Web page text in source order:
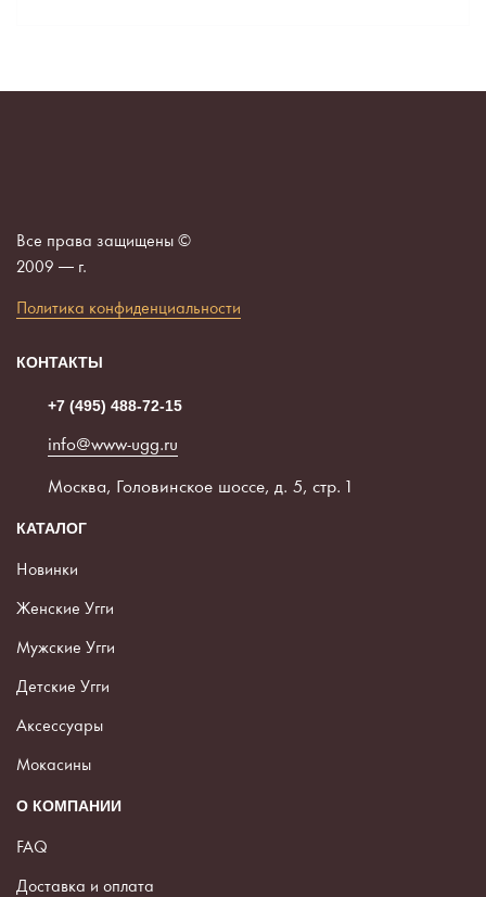
Все права защищены ©
2009 — г.
Политика конфиденциальности
КОНТАКТЫ
+7 (495) 488-72-15
info@www-ugg.ru
Москва, Головинское шоссе, д. 5, стр. 1
КАТАЛОГ
Новинки
Женские Угги
Мужские Угги
Детские Угги
Аксессуары
Мокасины
О КОМПАНИИ
FAQ
Доставка и оплата